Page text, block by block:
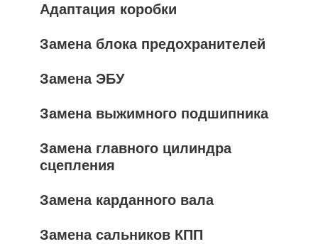
Адаптация коробки
Замена блока предохранителей
Замена ЭБУ
Замена выжимного подшипника
Замена главного цилиндра
сцепления
Замена карданного вала
Замена сальников КПП